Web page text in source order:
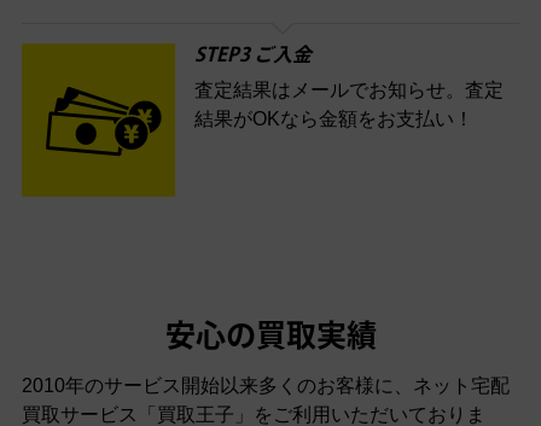
STEP3 ご入金
査定結果はメールでお知らせ。査定
結果がOKなら金額をお支払い！
安心の買取実績
2010年のサービス開始以来多くのお客様に、 ネット宅配
買取サービス「買取王子」をご利用いただいておりま